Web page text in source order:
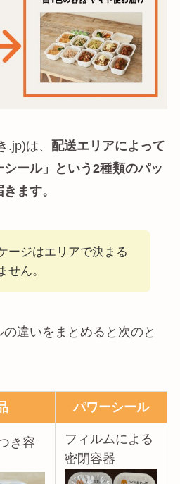
.jp)は、 配送エリアによって
シール」という2種類のパッ
ます。
ージはエリアで決まる
せん。
違いをまとめると次のと
パワーシール
き容
フィルムによる
密閉容器